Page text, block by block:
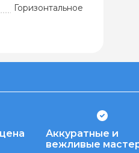
Горизонтальное
Аккуратные и
вежливые